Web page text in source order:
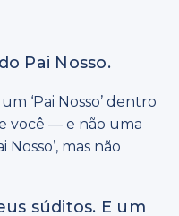
Pai Nosso.
‘Pai Nosso’ dentro
você — e não uma
mas não
súditos. E um